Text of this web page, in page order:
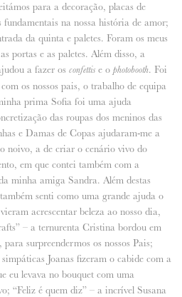
para a decoração, placas de
na nossa história de amor;
da quinta e paletes. Foram os meus
portas e as paletes. Além disso, a
a fazer os confettise o photobooth. Foi
os nossos pais, o trabalho de equipa
prima Sofia foi uma ajuda
das roupas dos meninos das
e Damas de Copas ajudaram-me a
noivo, a de criar o cenário vivo do
em que contei também com a
minha amiga Sandra. Além destas
senti como uma grande ajuda o
acrescentar beleza ao nosso dia,
– a ternurenta Cristina bordou em
surpreendermos os nossos Pais;
simpáticas Joanas fizeram o cabide com a
eu levava no bouquet com uma
“Feliz é quem diz” – a incrível Susana